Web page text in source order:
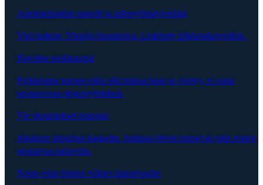
Automatisoidut raportit ja sidosryhmäviestintä
Yksi kehote. Yleisön huomioiva. Linkitetty lähdepalavereihin.
Havaitse poikkeamat
Poikkeama nousee esiin sitä mukaa kuin se syntyy, ei vasta
seuraavassa ohjausryhmässä.
Vie sitoumukset loppuun
Jokainen sitoumus kaapattu. Jumissa olevat nousevat esiin ennen
seuraavaa palaveria.
Nosta esiin tiimien väliset riippuvuudet